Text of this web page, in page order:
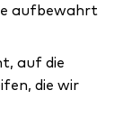
aufbewahrt
auf die
die wir